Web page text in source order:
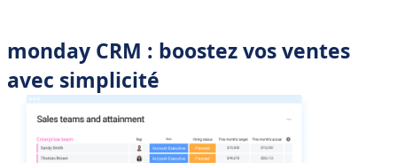
monday CRM : boostez vos ventes
avec simplicité